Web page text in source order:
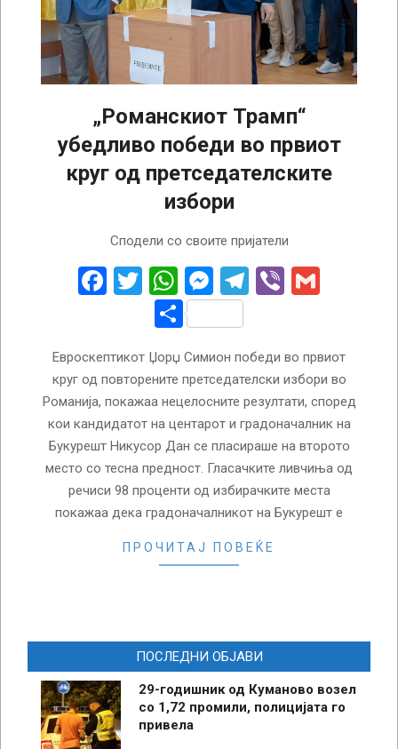
„Романскиот Трамп“
убедливо победи во првиот
круг од претседателските
избори
Сподели со своите пријатели
Facebook
Twitter
WhatsApp
Messenger
Telegram
Viber
Share
Евроскептикот Џорџ Симион победи во првиот
круг од повторените претседателски избори во
Романија, покажаа нецелосните резултати, според
кои кандидатот на центарот и градоначалник на
Букурешт Никусор Дан се пласираше на второто
место со тесна предност. Гласачките ливчиња од
речиси 98 проценти од избирачките места
покажаа дека градоначалникот на Букурешт е
ПРОЧИТАЈ ПОВЕЌЕ
ПОСЛЕДНИ ОБЈАВИ
29-годишник од Куманово возел
со 1,72 промили, полицијата го
привела